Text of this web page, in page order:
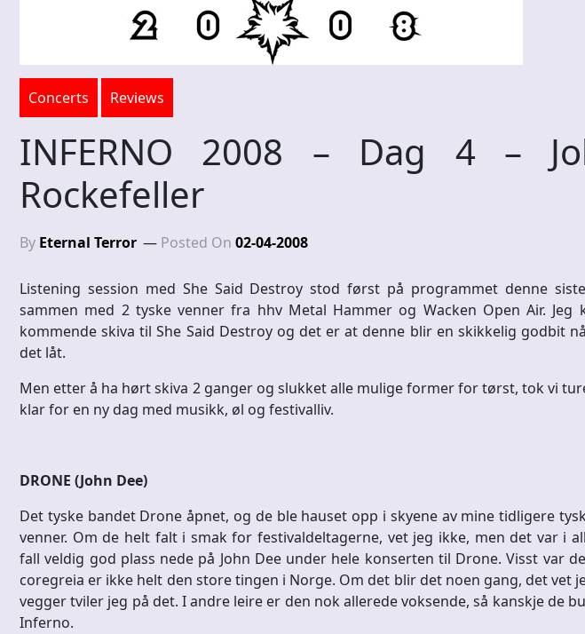
Concerts Reviews
INFERNO 2008 – Dag 4 –
Rockefeller
By Eternal Terror Posted On 02-04-2008
Listening session med She Said Destroy stod først på programmet denne
sammen med 2 tyske venner fra hhv Metal Hammer og Wacken Open Air.
kommende skiva til She Said Destroy og det er at denne blir en skikkelig godbit
det låt.
Men etter å ha hørt skiva 2 ganger og slukket alle mulige former for tørst, tok vi
klar for en ny dag med musikk, øl og festivalliv.
DRONE (John Dee)
Det tyske bandet Drone åpnet, og de ble hauset opp i skyene av mine tidligere
venner. Om de helt falt i smak for festivaldeltagerne, vet jeg ikke, men det var i
fall veldig god plass nede på John Dee under hele konserten til Drone. Visst var
coregreia er ikke helt den store tingen i Norge. Om det blir det noen gang, det vet
vegger tviler jeg på det. I andre leire er den nok allerede voksende, så kanskje de
Inferno.